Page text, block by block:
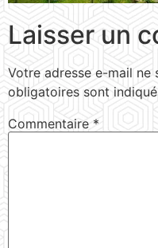
Laisser un
Votre adresse e-mail ne
obligatoires sont
Commentaire *